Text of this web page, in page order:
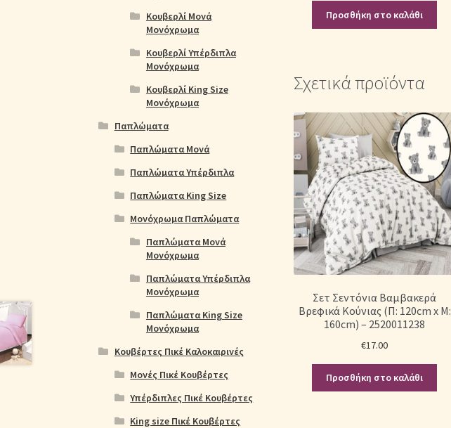
Προσθήκη στο καλάθι
Σχετικά προϊόντα
Σετ Σεντόνια Βαμβακερά
Βρεφικά Κούνιας (Π: 120cm x Μ:
160cm) – 2520011238
€17.00
Προσθήκη στο καλάθι
Κουβερλί Μονά
Μονόχρωμα
Κουβερλί Υπέρδιπλα
Μονόχρωμα
Κουβερλί King Size
Μονόχρωμα
Παπλώματα
Παπλώματα Μονά
Παπλώματα Υπέρδιπλα
Παπλώματα King Size
Μονόχρωμα Παπλώματα
Παπλώματα Μονά
Μονόχρωμα
Παπλώματα Υπέρδιπλα
Μονόχρωμα
Παπλώματα King Size
Μονόχρωμα
Κουβέρτες Πικέ Καλοκαιρινές
Μονές Πικέ Κουβέρτες
Υπέρδιπλες Πικέ Κουβέρτες
King size Πικέ Κουβέρτες